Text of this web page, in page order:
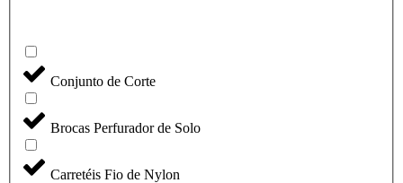
Conjunto de Corte
Brocas Perfurador de Solo
Carretéis Fio de Nylon